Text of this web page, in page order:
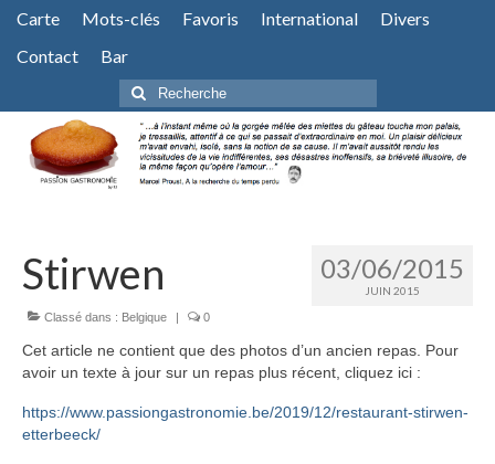
Carte Mots-clés Favoris International
Divers
Contact
Bar
Rechercher
:
03/06/2015
JUIN 2015
Stirwen
Classé dans : Belgique | 0
Cet article ne contient que des photos d’un ancien repas. Pour
avoir un texte à jour sur un repas plus récent, cliquez ici :
https://www.passiongastronomie.be/2019/12/restaurant-stirwen-
etterbeeck/